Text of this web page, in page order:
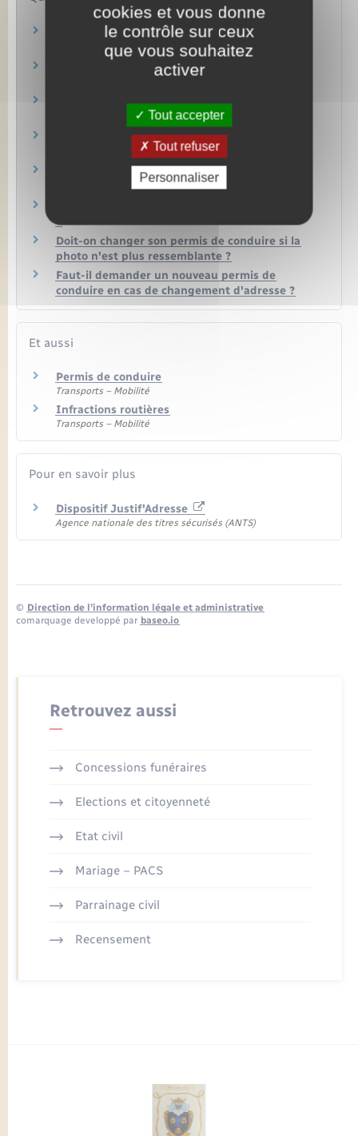
Comment savoir où en est votre demande de
permis de conduire ?
Comment faire ajouter une nouvelle catégorie
Quelle est la durée de validité d'un permis de
Demande de permis de conduire : quelle pièce
d'identité peut-on présenter ?
Demande en ligne de permis de conduire :
comment être aidé dans la démarche ?
?
Doit-on changer son permis de conduire si la
photo n'est plus ressemblante ?
Faut-il demander un nouveau permis de
conduire en cas de changement d'adresse ?
Et aussi
Permis de conduire
Transports – Mobilité
Infractions routières
Transports – Mobilité
Pour en savoir plus
Dispositif Justif'Adresse
Agence nationale des titres sécurisés (ANTS)
© Direction de l’information légale et administrative
comarquage developpé par baseo.io
Retrouvez aussi
Concessions funéraires
Elections et citoyenneté
Etat civil
Mariage – PACS
Parrainage civil
Recensement
cookies et vous donne
le contrôle sur ceux
que vous souhaitez
activer
Tout accepter
Tout refuser
Personnaliser